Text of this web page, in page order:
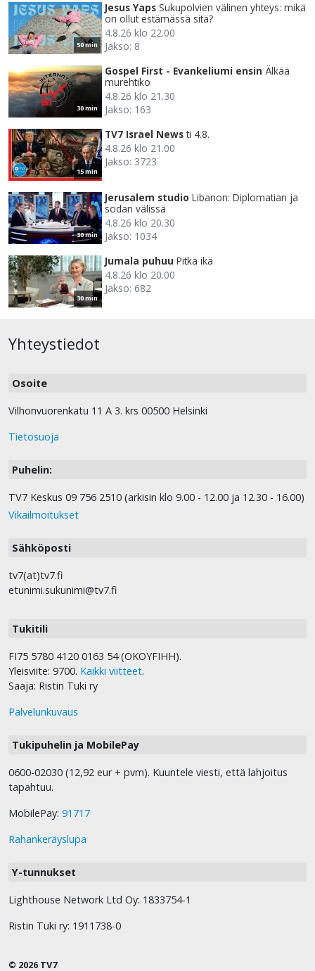
50 min
Jesus Yaps Sukupolvien välinen yhteys: mikä
on ollut estämässä sitä?
4.8.26 klo 22.00
Jakso: 8
30 min
Gospel First - Evankeliumi ensin Älkää
murehtiko
4.8.26 klo 21.30
Jakso: 163
15 min
TV7 Israel News ti 4.8.
4.8.26 klo 21.00
Jakso: 3723
30 min
Jerusalem studio Libanon: Diplomatian ja
sodan välissä
4.8.26 klo 20.30
Jakso: 1034
30 min
Jumala puhuu Pitkä ikä
4.8.26 klo 20.00
Jakso: 682
Yhteystiedot
Osoite
Vilhonvuorenkatu 11 A 3. krs 00500 Helsinki
Tietosuoja
Puhelin:
TV7 Keskus 09 756 2510 (arkisin klo 9.00 - 12.00 ja 12.30 - 16.00)
Vikailmoitukset
Sähköposti
tv7(at)tv7.fi
etunimi.sukunimi@tv7.fi
Tukitili
FI75 5780 4120 0163 54 (OKOYFIHH).
Yleisviite: 9700. Kaikki viitteet.
Saaja: Ristin Tuki ry
Palvelunkuvaus
Tukipuhelin ja MobilePay
0600-02030 (12,92 eur + pvm). Kuuntele viesti, että lahjoitus
tapahtuu.
MobilePay: 91717
Rahankeräyslupa
Y-tunnukset
Lighthouse Network Ltd Oy: 1833754-1
Ristin Tuki ry: 1911738-0
© 2026 TV7